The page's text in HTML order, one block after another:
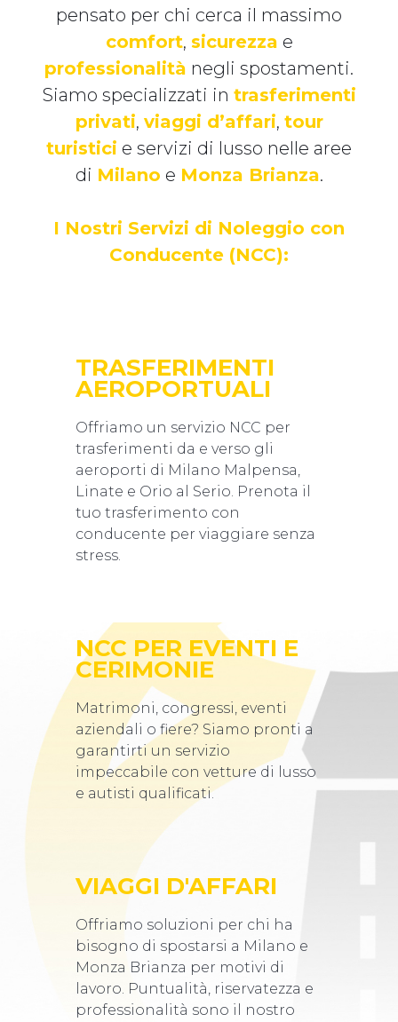
pensato per chi cerca il massimo
comfort, sicurezza e
professionalità negli spostamenti.
Siamo specializzati in trasferimenti
privati, viaggi d’affari, tour
turistici e servizi di lusso nelle aree
di Milano e Monza Brianza.
I Nostri Servizi di Noleggio con
Conducente (NCC):
TRASFERIMENTI
AEROPORTUALI
Offriamo un servizio NCC per
trasferimenti da e verso gli
aeroporti di Milano Malpensa,
Linate e Orio al Serio. Prenota il
tuo trasferimento con
conducente per viaggiare senza
stress.
NCC PER EVENTI E
CERIMONIE
Matrimoni, congressi, eventi
aziendali o fiere? Siamo pronti a
garantirti un servizio
impeccabile con vetture di lusso
e autisti qualificati.
VIAGGI D'AFFARI
Offriamo soluzioni per chi ha
bisogno di spostarsi a Milano e
Monza Brianza per motivi di
lavoro. Puntualità, riservatezza e
professionalità sono il nostro